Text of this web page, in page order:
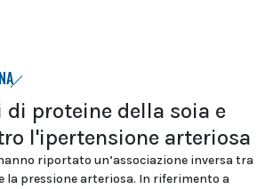
proteine della soia e
l'ipertensione arteriosa
riportato un’associazione inversa tra
la pressione arteriosa. In riferimento a